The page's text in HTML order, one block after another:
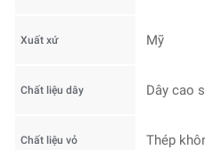
Xuất xứ Mỹ
Chất liệu dây Dây cao
Chất liệu vỏ Thép